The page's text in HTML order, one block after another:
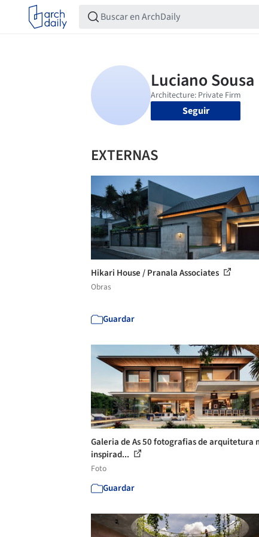
Seguir
EXTERNAS
Hikari House / Pranala Associates
Obras
Guardar
Galeria de As 50 fotografias de arquitetura
inspirad...
Foto
Guardar